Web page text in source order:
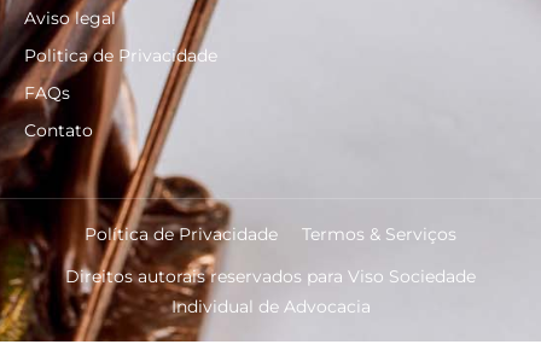
Aviso legal
Politica de Privacidade
FAQs
Contato
Direitos autorais reservados para Viso Sociedade
Individual de Advocacia
Política de Privacidade Termos & Serviços